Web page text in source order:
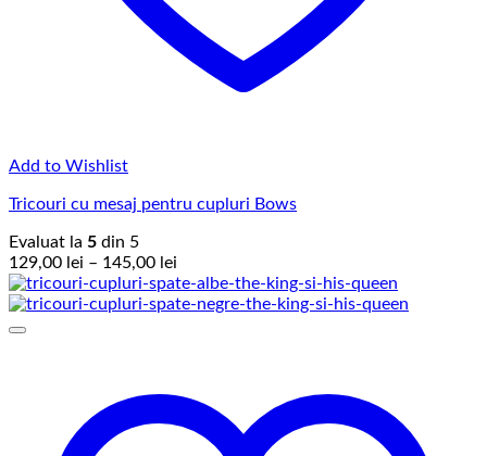
Add to Wishlist
Tricouri cu mesaj pentru cupluri Bows
Evaluat la 5 din 5
129,00 lei – 145,00 lei
de
prețuri: